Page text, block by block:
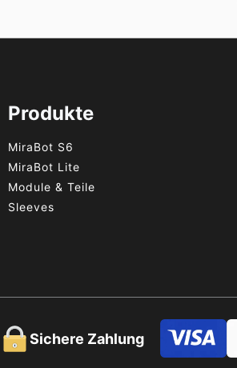
Produkte
MiraBot S6
MiraBot Lite
Module & Teile
Sleeves
Sichere Zahlung